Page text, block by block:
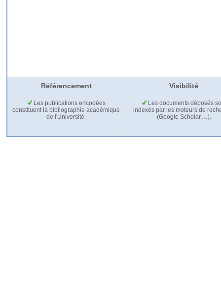
Référencement Visibilité
Les publications encodées
constituent la bibliographie académique
de l'Université.
Les documents déposés
indexés par les moteurs de
(Google Scholar,…).